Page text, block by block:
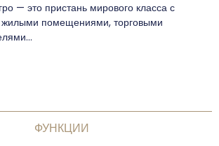
— это пристань мирового класса с
жилыми помещениями, торговыми
ФУНКЦИИ